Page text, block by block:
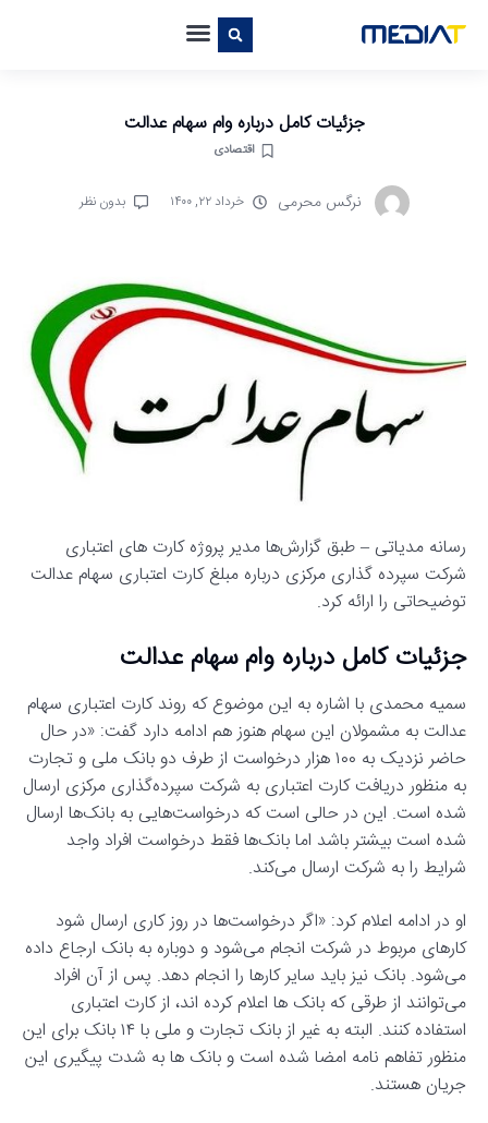
جزئیات کامل درباره وام سهام عدالت
اقتصادی
نرگس محرمی خرداد ۲۲, ۱۴۰۰ بدون نظر
رسانه مدیاتی – طبق گزارش‌ها مدیر پروژه کارت های اعتباری
شرکت سپرده گذاری مرکزی درباره مبلغ کارت اعتباری سهام عدالت
توضیحاتی را ارائه کرد.
جزئیات کامل درباره وام سهام عدالت
سمیه محمدی با اشاره به این موضوع که روند کارت اعتباری سهام
عدالت به مشمولان این سهام هنوز هم ادامه دارد گفت: «در حال
حاضر نزدیک به ۱۰۰ هزار درخواست از طرف دو بانک ملی و تجارت
به منظور دریافت کارت اعتباری به شرکت سپرده‌گذاری مرکزی ارسال
شده است. این در حالی است که درخواست‌هایی به بانک‌ها ارسال
شده است بیشتر باشد اما بانک‌ها فقط درخواست افراد واجد
شرایط را به شرکت ارسال می‌کند.
او در ادامه اعلام کرد: «اگر درخواست‌ها در روز کاری ارسال شود
کارهای مربوط در شرکت انجام می‌شود و دوباره به بانک ارجاع داده
می‌شود. بانک نیز باید سایر کارها را انجام دهد. پس از آن افراد
می‌توانند از طرقی که بانک ها اعلام کرده اند، از کارت اعتباری
استفاده کنند. البته به غیر از بانک تجارت و ملی با ۱۴ بانک برای این
منظور تفاهم نامه امضا شده است و بانک ها به شدت پیگیری این
جریان هستند.